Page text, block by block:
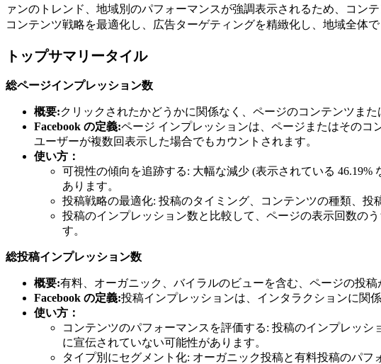
ァンのトレンド、地域別のパフォーマンスが強調表示されるため、コン
コンテンツ戦略を最適化し、広告ターゲティングを精緻化し、地域全体
トップサマリータイル
総ページインプレッション数
概要:クリックされたかどうかに関係なく、ページのコンテンツま
Facebook の定義:ページ インプレッションは、ページまたはそのコ
ユーザーが複数回表示した場合でもカウントされます。
使い方：
可視性の傾向を追跡する: 大幅な減少 (表示されている
あります。
投稿戦略の最適化: 投稿のタイミング、コンテンツの種類、投
投稿のインプレッション数と比較して、ページの表示回数の
す。
総投稿インプレッション数
概要:有料、オーガニック、バイラルのビューを含む、ページの投稿
Facebook の定義:投稿インプレッションは、インタラクションに関
使い方：
コンテンツのパフォーマンスを評価する: 投稿のインプレッ
に宣伝されていない可能性があります。
タイプ別にセグメント化: オーガニック投稿と有料投稿のパ